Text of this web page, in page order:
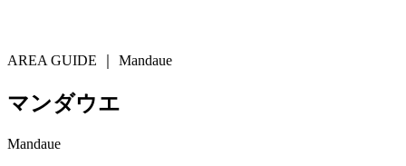
AREA GUIDE ｜ Mandaue
マンダウエ
Mandaue